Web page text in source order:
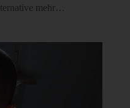
mehr…